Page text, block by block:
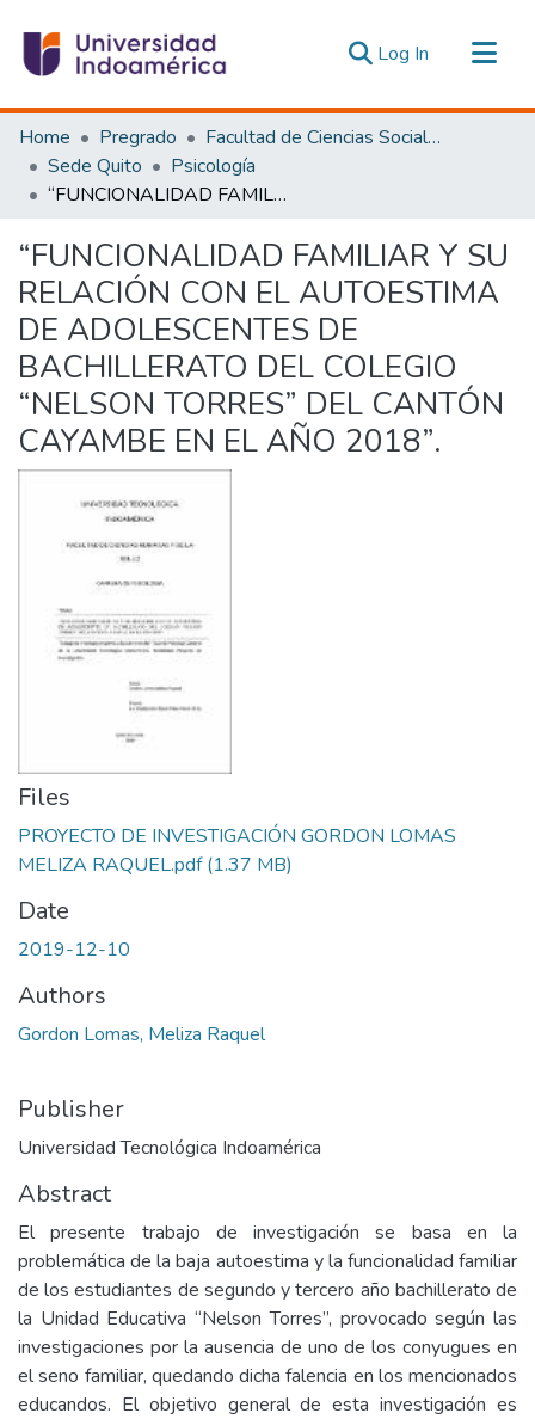
Log In (current)
Communities & Collections
All of DSpace
Statistics
Home Pregrado
Facultad de Ciencias Sociales y Humanas
Sede Quito
Psicología
“FUNCIONALIDAD FAMILIAR Y SU RELACIÓN CON EL AUTOESTIMA DE ADOLESCENTES DE BACHILLERATO DEL COLEGIO “NELSON TORRES” DEL CANTÓN CAYAMBE EN EL AÑO 2018”.
“FUNCIONALIDAD FAMILIAR Y SU
RELACIÓN CON EL AUTOESTIMA
DE ADOLESCENTES DE
BACHILLERATO DEL COLEGIO
“NELSON TORRES” DEL CANTÓN
CAYAMBE EN EL AÑO 2018”.
Files
PROYECTO DE INVESTIGACIÓN GORDON LOMAS
MELIZA RAQUEL.pdf(1.37 MB)
Date
2019-12-10
Authors
Gordon Lomas, Meliza Raquel
Publisher
Universidad Tecnológica Indoamérica
Abstract
El presente trabajo de investigación se basa en la
problemática de la baja autoestima y la funcionalidad familiar
de los estudiantes de segundo y tercero año bachillerato de
la Unidad Educativa “Nelson Torres”, provocado según las
investigaciones por la ausencia de uno de los conyugues en
el seno familiar, quedando dicha falencia en los mencionados
educandos. El objetivo general de esta investigación es